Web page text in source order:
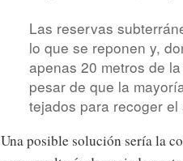
Las reservas
lo que se reponen y,
apenas 20 metros de
pesar de que la
tejados para recoger
Una posible solución sería la